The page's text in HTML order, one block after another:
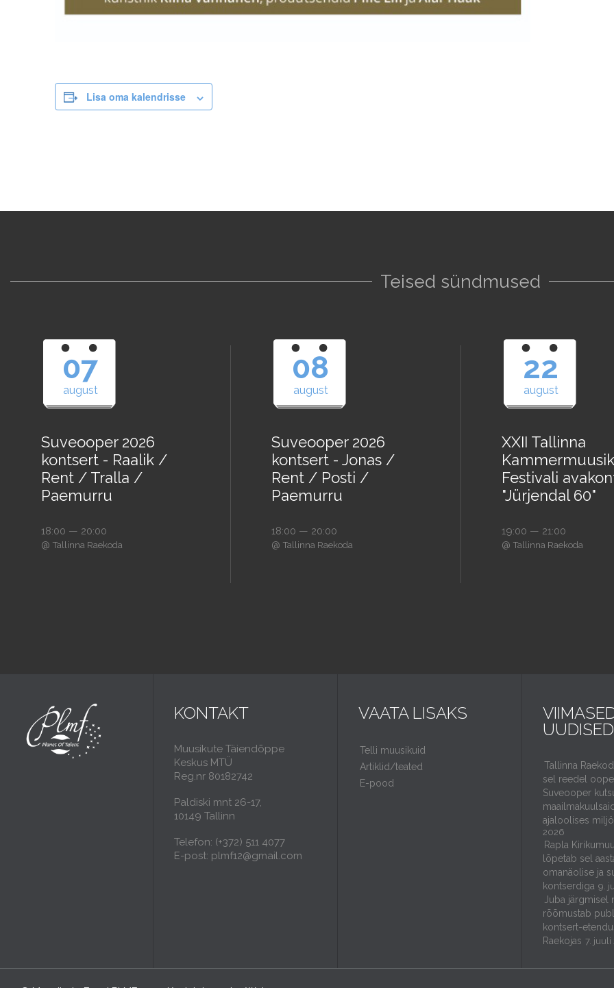
Lisa oma kalendrisse
Teised sündmused
07
august
Suveooper 2026
kontsert - Raalik /
Rent / Tralla /
Paemurru
18:00 — 20:00
@ Tallinna Raekoda
08
august
Suveooper 2026
kontsert - Jonas /
Rent / Posti /
Paemurru
18:00 — 20:00
@ Tallinna Raekoda
22
august
XXII Tallinna
Festivali
"Jürjendal 60"
19:00 — 21:00
@ Tallinna Raekoda
KONTAKT
Muusikute Täiendõppe
Keskus MTÜ
Reg.nr 80182742
Paldiski mnt 26-17,
10149 Tallinn
Telefon: (+372) 511 4077
E-post: plmf12@gmail.com
VAATA LISAKS
Telli muusikuid
Artiklid/teated
E-pood
UUDISED
Tallinna
sel reedel
Suveooper
ajaloolises
2026
Rapla
lõpetab sel
omanäolise ja
kontserdiga 9.
Juba järgmisel
rõõmustab
kontsert-
Raekojas 7. juuli